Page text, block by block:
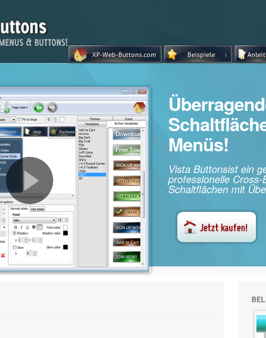
Menüs!
Vista Buttonsist ein
professionelle
Schaltflächen mit